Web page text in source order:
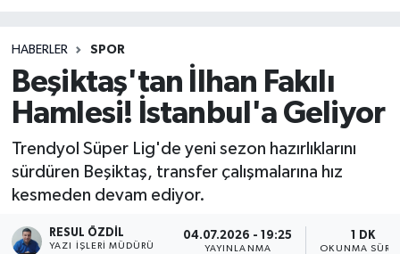
HABERLER SPOR
Beşiktaş'tan İlhan Fakılı
Hamlesi! İstanbul'a Geliyor
Trendyol Süper Lig'de yeni sezon hazırlıklarını
sürdüren Beşiktaş, transfer çalışmalarına hız
kesmeden devam ediyor.
RESUL ÖZDIL
YAZI İŞLERI MÜDÜRÜ
04.07.2026 - 19:25
YAYINLANMA
1 DK
OKUNMA
SPOR
RESMİ İLANLAR
Son Dakika Haberleri
Haber Arşivi